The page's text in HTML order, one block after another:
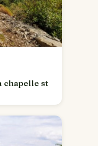
chapelle st